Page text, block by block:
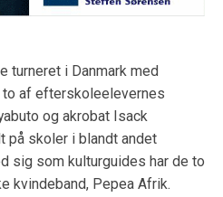
turneret i Danmark med
to af efterskoleelevernes
og akrobat Isack
på skoler i blandt andet
sig som kulturguides har de to
kvindeband, Pepea Afrik.